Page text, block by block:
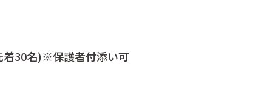
30名)※保護者付添い可